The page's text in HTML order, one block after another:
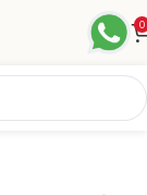
0